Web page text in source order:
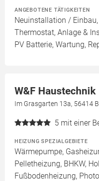
ANGEBOTENE TÄTIGKEITEN
Neuinstallation /
Thermostat, Anlage &
PV Batterie, Wartung,
W&F Haustechnik
Im Grasgarten 13a, 56414
5 mit einer
HEIZUNG SPEZIALGEBIETE
Wärmepumpe,
Pelletheizung, BHKW,
Fußbodenheizung,